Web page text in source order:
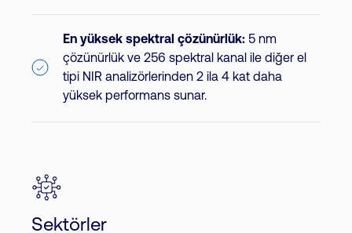
En yüksek spektral çözünürlük: 5 nm
çözünürlük ve 256 spektral kanal ile diğer el
tipi NIR analizörlerinden 2 ila 4 kat daha
yüksek performans sunar.
Sektörler